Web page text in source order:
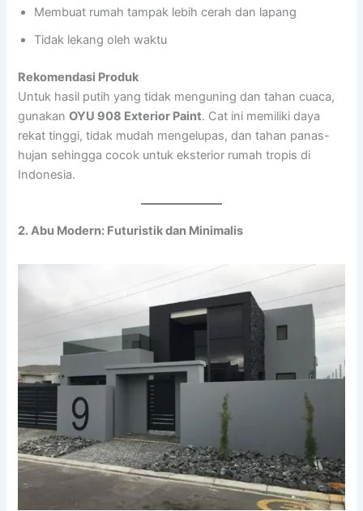
Membuat rumah tampak lebih cerah dan lapang
Tidak lekang oleh waktu
Rekomendasi Produk
Untuk hasil putih yang tidak menguning dan tahan cuaca,
gunakanOYU 908 Exterior Paint. Cat ini memiliki daya
rekat tinggi, tidak mudah mengelupas, dan tahan panas-
hujan sehingga cocok untuk eksterior rumah tropis di
Indonesia.
2. Abu Modern: Futuristik dan Minimalis